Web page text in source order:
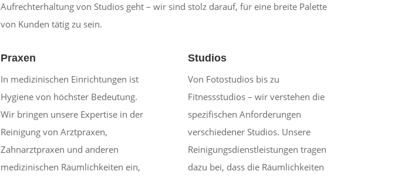
Aufrechterhaltung von Studios geht – wir sind stolz darauf, für eine breite Palette
von Kunden tätig zu sein.
Praxen
In medizinischen Einrichtungen ist
Hygiene von höchster Bedeutung.
Wir bringen unsere Expertise in der
Reinigung von Arztpraxen,
Zahnarztpraxen und anderen
medizinischen Räumlichkeiten ein,
Studios
Von Fotostudios bis zu
Fitnessstudios – wir verstehen die
spezifischen Anforderungen
verschiedener Studios. Unsere
Reinigungsdienstleistungen tragen
dazu bei, dass die Räumlichkeiten